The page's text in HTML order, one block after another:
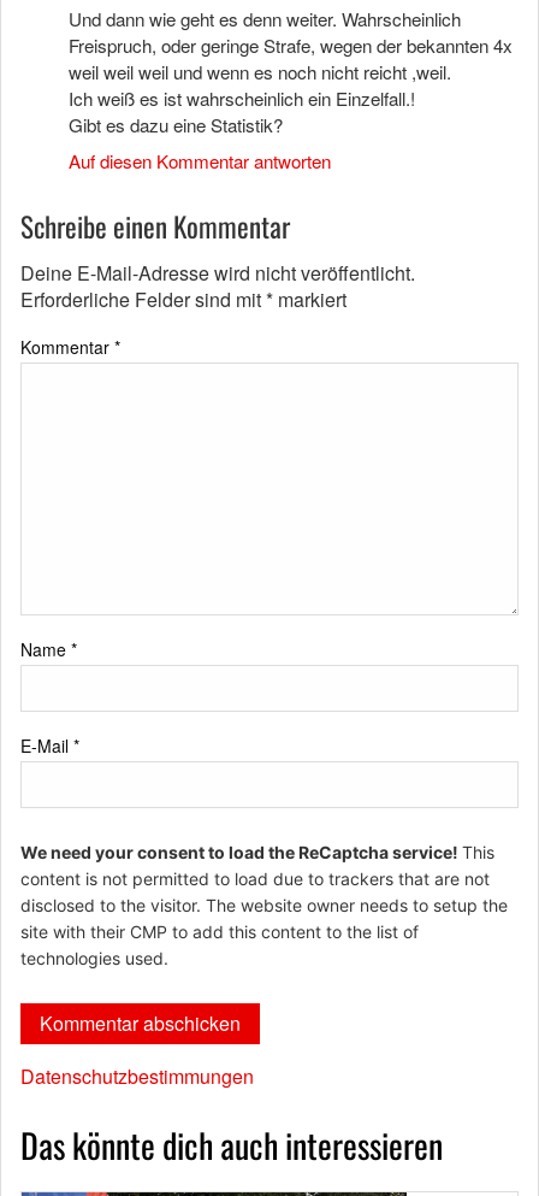
Und dann wie geht es denn weiter. Wahrscheinlich
Freispruch, oder geringe Strafe, wegen der bekannten 4x
weil weil weil und wenn es noch nicht reicht ,weil.
Ich weiß es ist wahrscheinlich ein Einzelfall.!
Gibt es dazu eine Statistik?
Auf diesen Kommentar antworten
Schreibe einen Kommentar
Deine E-Mail-Adresse wird nicht veröffentlicht.
Erforderliche Felder sind mit* markiert
Kommentar *
Name *
E-Mail *
We need your consent to load the ReCaptcha service! This
content is not permitted to load due to trackers that are not
disclosed to the visitor. The website owner needs to setup the
site with their CMP to add this content to the list of
technologies used.
Datenschutzbestimmungen
Das könnte dich auch interessieren